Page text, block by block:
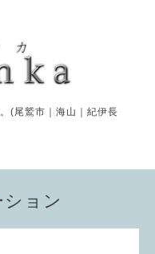
(尾鷲市｜海山｜紀伊長
ョン